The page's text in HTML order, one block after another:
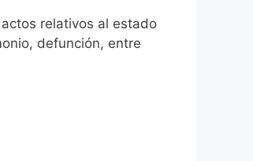
relativos al estado
defunción, entre